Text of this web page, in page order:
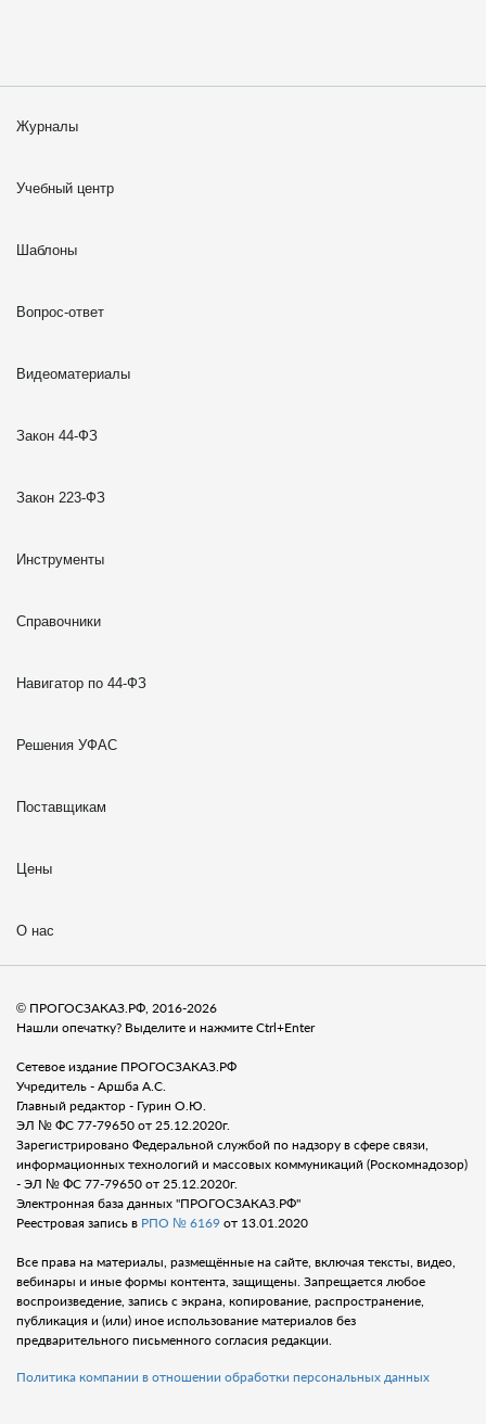
Журналы
Учебный центр
Шаблоны
Вопрос-ответ
Видеоматериалы
Закон 44-ФЗ
Закон 223-ФЗ
Инструменты
Справочники
Навигатор по 44-ФЗ
Решения УФАС
Поставщикам
Цены
О нас
© ПРОГОСЗАКАЗ.РФ, 2016-2026
Нашли опечатку? Выделите и нажмите Ctrl+Enter
Сетевое издание ПРОГОСЗАКАЗ.РФ
Учредитель - Аршба А.С.
Главный редактор - Гурин О.Ю.
ЭЛ № ФС 77-79650 от 25.12.2020г.
Зарегистрировано Федеральной службой по надзору в сфере связи,
информационных технологий и массовых коммуникаций (Роскомнадозор)
- ЭЛ № ФС 77-79650 от 25.12.2020г.
Электронная база данных "ПРОГОСЗАКАЗ.РФ"
Реестровая запись в РПО № 6169 от 13.01.2020
Все права на материалы, размещённые на сайте, включая тексты, видео,
вебинары и иные формы контента, защищены. Запрещается любое
воспроизведение, запись с экрана, копирование, распространение,
публикация и (или) иное использование материалов без
предварительного письменного согласия редакции.
Политика компании в отношении обработки персональных данных